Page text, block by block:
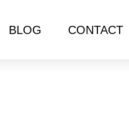
BLOG CONTACT